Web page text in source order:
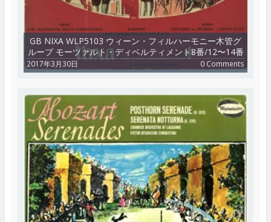
GB NIXA WLP5103 ウィーン・フィルハーモニー木管グ
ループ モーツァルト・ディベルティメント8番/12〜14番
2017年3月30日 0 Comments